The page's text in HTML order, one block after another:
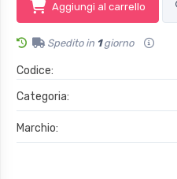
Aggiungi al carrello
Spedito in 1giorno
Codice:
Categoria:
Marchio: